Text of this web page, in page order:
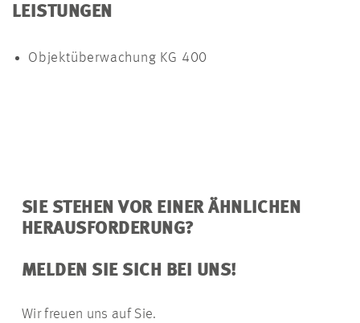
LEISTUNGEN
Objektüberwachung KG 400
SIE STEHEN VOR EINER ÄHNLICHEN
HERAUSFORDERUNG?
MELDEN SIE SICH BEI UNS!
Wir freuen uns auf Sie.